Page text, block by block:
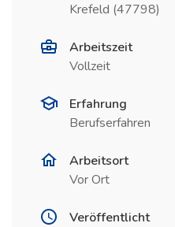
Krefeld (47798)
Arbeitszeit
Vollzeit
Erfahrung
Berufserfahren
Arbeitsort
Vor Ort
Veröffentlicht